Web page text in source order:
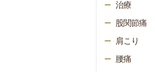
治療
股関節痛
肩こり
腰痛